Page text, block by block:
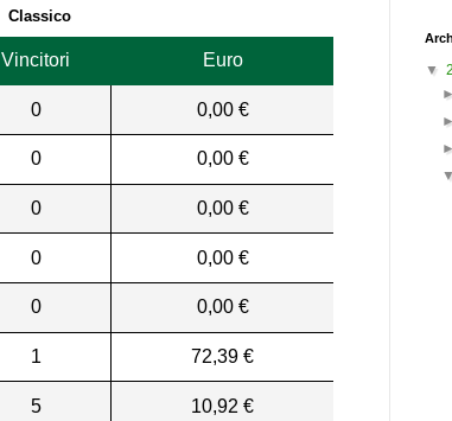
Classico
Vincitori Euro
0 0,00 €
0 0,00 €
0 0,00 €
0 0,00 €
0 0,00 €
1 72,39 €
5 10,92 €
▼
▼